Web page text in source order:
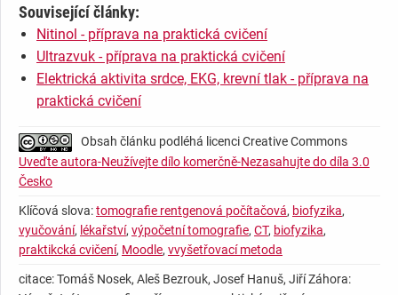
Související články:
Nitinol - příprava na praktická cvičení
Ultrazvuk - příprava na praktická cvičení
Elektrická aktivita srdce, EKG, krevní tlak - příprava na
praktická cvičení
Obsah článku podléhá licenci Creative Commons
Uveďte autora-Neužívejte dílo komerčně-Nezasahujte do díla 3.0
Česko
Klíčová slova:tomografie rentgenová počítačová, biofyzika,
vyučování, lékařství, výpočetní tomografie, CT, biofyzika,
praktikcká cvičení, Moodle, vvyšetřovací metoda
citace: Tomáš Nosek, Aleš Bezrouk, Josef Hanuš, Jiří Záhora: